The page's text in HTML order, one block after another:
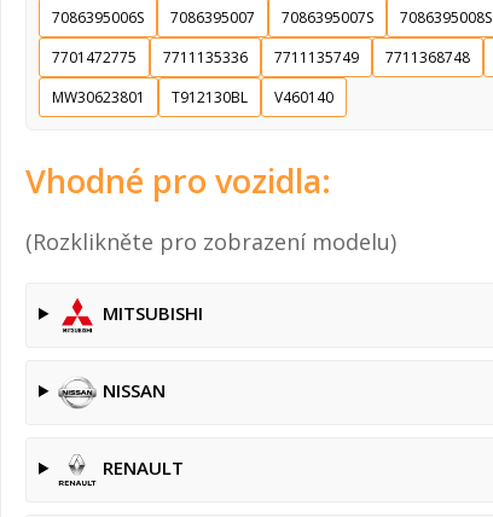
7086395006S
7086395007 7086395007S 7086395008S
7701472775
7711135336 7711135749 7711368748
MW30623801
T912130BL V460140
Vhodné pro vozidla:
(Rozklikněte pro zobrazení modelu)
MITSUBISHI
NISSAN
RENAULT